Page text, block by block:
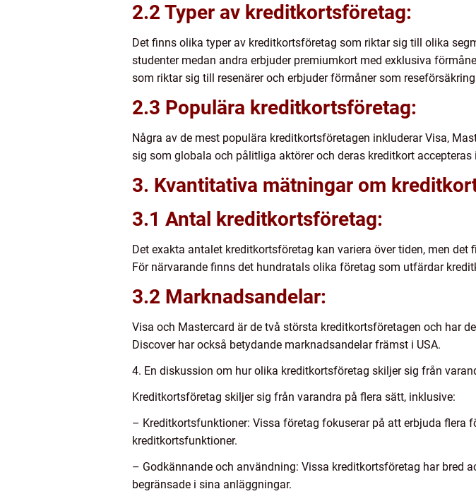
2.2 Typer av kreditkortsföretag:
Det finns olika typer av kreditkortsföretag som riktar sig till olika
studenter medan andra erbjuder premiumkort med exklusiva
som riktar sig till resenärer och erbjuder förmåner som
2.3 Populära kreditkortsföretag:
Några av de mest populära kreditkortsföretagen inkluderar Visa,
sig som globala och pålitliga aktörer och deras kreditkort
3. Kvantitativa mätningar om
3.1 Antal kreditkortsföretag:
Det exakta antalet kreditkortsföretag kan variera över tiden, men
För närvarande finns det hundratals olika företag som utfärdar
3.2 Marknadsandelar:
Visa och Mastercard är de två största kreditkortsföretagen och har
Discover har också betydande marknadsandelar främst i USA.
4. En diskussion om hur olika kreditkortsföretag skiljer sig från
Kreditkortsföretag skiljer sig från varandra på flera sätt, inklusive:
– Kreditkortsfunktioner: Vissa företag fokuserar på att erbjuda flera
kreditkortsfunktioner.
– Godkännande och användning: Vissa kreditkortsföretag har bred
begränsade i sina anläggningar.